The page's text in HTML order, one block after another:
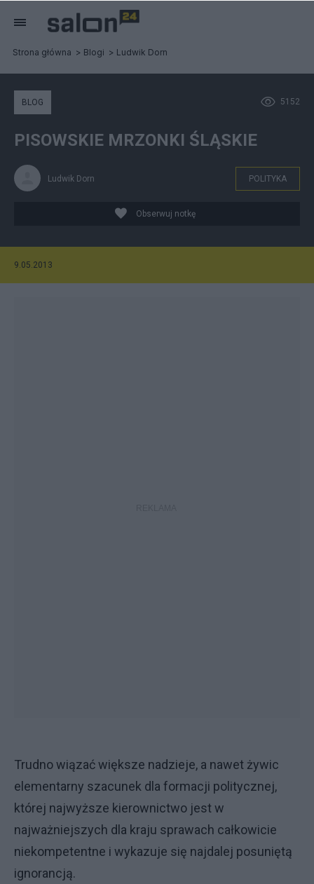
Strona główna Blogi Ludwik Dorn
5152
BLOG
PISOWSKIE MRZONKI ŚLĄSKIE
Ludwik Dorn POLITYKA
Obserwuj notkę
9.05.2013
Trudno wiązać większe nadzieje, a nawet żywic
elementarny szacunek dla formacji politycznej,
której najwyższe kierownictwo jest w
najważniejszych dla kraju sprawach całkowicie
niekompetentne i wykazuje się najdalej posuniętą
ignorancją.